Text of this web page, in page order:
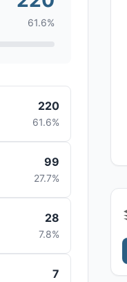
61.6%
220
61.6%
99
27.7%
28
7.8%
7